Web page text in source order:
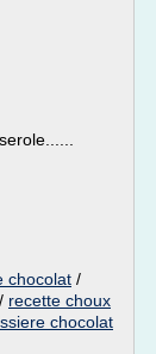
chocolat /
/ recette choux
chocolat